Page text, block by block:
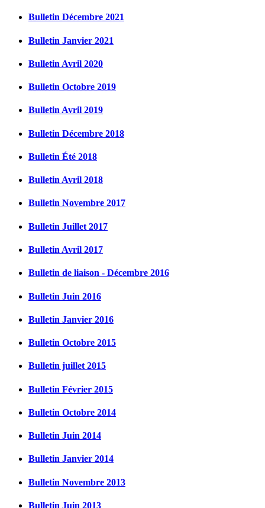
Bulletin Décembre 2021
Bulletin Janvier 2021
Bulletin Avril 2020
Bulletin Octobre 2019
Bulletin Avril 2019
Bulletin Décembre 2018
Bulletin Été 2018
Bulletin Avril 2018
Bulletin Novembre 2017
Bulletin Juillet 2017
Bulletin Avril 2017
Bulletin de liaison - Décembre 2016
Bulletin Juin 2016
Bulletin Janvier 2016
Bulletin Octobre 2015
Bulletin juillet 2015
Bulletin Février 2015
Bulletin Octobre 2014
Bulletin Juin 2014
Bulletin Janvier 2014
Bulletin Novembre 2013
Bulletin Juin 2013